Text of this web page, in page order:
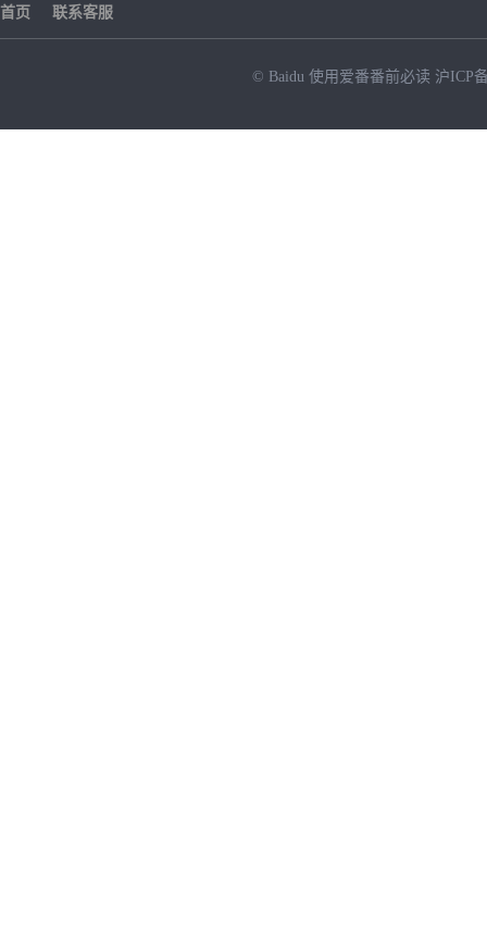
首页 联系客服
© Baidu 使用爱番番前必读 沪ICP